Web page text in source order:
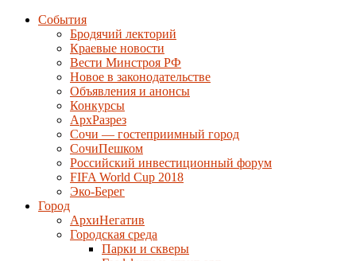
События
Бродячий лекторий
Краевые новости
Вести Минстроя РФ
Новое в законодательстве
Объявления и анонсы
Конкурсы
АрхРазрез
Сочи — гостеприимный город
СочиПешком
Российский инвестиционный форум
FIFA World Cup 2018
Эко-Берег
Город
АрхиНегатив
Городская среда
Парки и скверы